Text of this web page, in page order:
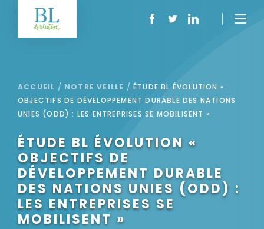
ACCUEIL / NOTRE VEILLE /ÉTUDE BL ÉVOLUTION «
OBJECTIFS DE DÉVELOPPEMENT DURABLE DES NATIONS
UNIES (ODD) : LES ENTREPRISES SE MOBILISENT »
ÉTUDE BL ÉVOLUTION «
OBJECTIFS DE
DÉVELOPPEMENT DURABLE
DES NATIONS UNIES (ODD) :
LES ENTREPRISES SE
MOBILISENT »